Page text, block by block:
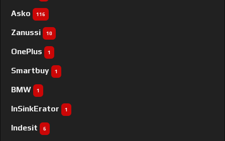
Asko 116
Zanussi 10
OnePlus 1
Smartbuy 1
BMW 1
InSinkErator 1
Indesit 6